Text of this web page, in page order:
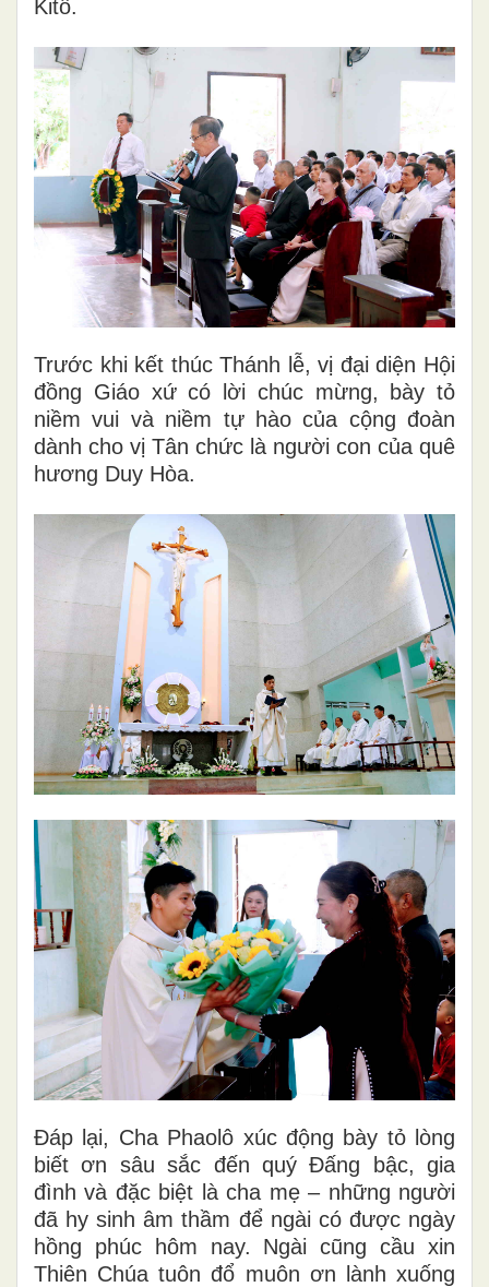
Kitô.
Trước khi kết thúc Thánh lễ, vị đại diện Hội
đồng Giáo xứ có lời chúc mừng, bày tỏ
niềm vui và niềm tự hào của cộng đoàn
dành cho vị Tân chức là người con của quê
hương Duy Hòa.
Đáp lại, Cha Phaolô xúc động bày tỏ lòng
biết ơn sâu sắc đến quý Đấng bậc, gia
đình và đặc biệt là cha mẹ – những người
đã hy sinh âm thầm để ngài có được ngày
hồng phúc hôm nay. Ngài cũng cầu xin
Thiên Chúa tuôn đổ muôn ơn lành xuống